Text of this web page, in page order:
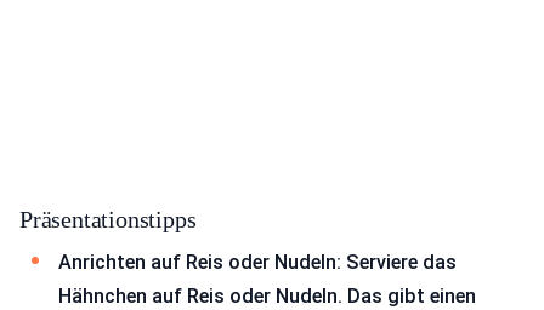
Präsentationstipps
Anrichten auf Reis oder Nudeln: Serviere das
Hähnchen auf Reis oder Nudeln. Das gibt einen